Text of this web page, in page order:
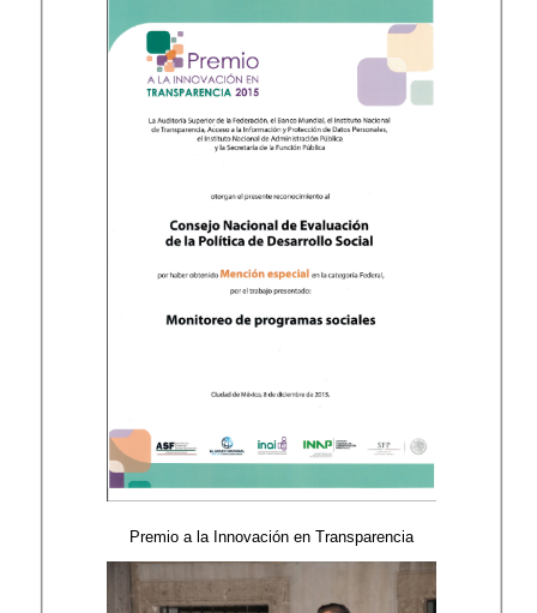
Premio a la Innovación en Transparencia​